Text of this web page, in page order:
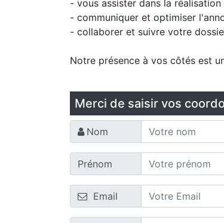
- vous assister dans la
- communiquer et optimiser
- collaborer et suivre votre
Notre présence à vos côtés est
Merci de saisir vos
Nom
Prénom
Email